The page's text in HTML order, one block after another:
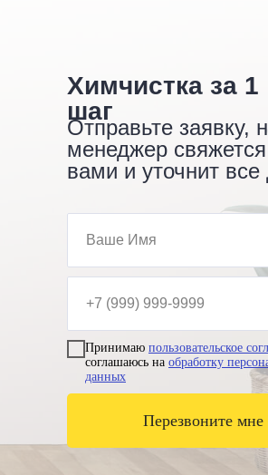
Принимаю пользовательское
соглашаюсь на обработку
данных
Перезвоните мне
Химчистка за 1
шаг
Отправьте заявку,
менеджер
вами и уточнит все